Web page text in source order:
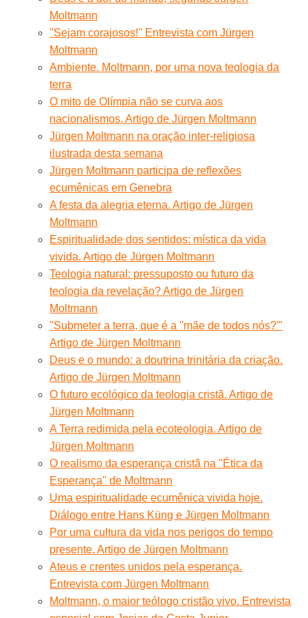
Moltmann
''Sejam corajosos!'' Entrevista com Jürgen
Moltmann
Ambiente. Moltmann, por uma nova teologia da
terra
O mito de Olímpia não se curva aos
nacionalismos. Artigo de Jürgen Moltmann
Jürgen Moltmann na oração inter-religiosa
ilustrada desta semana
Jürgen Moltmann participa de reflexões
ecumênicas em Genebra
A festa da alegria eterna. Artigo de Jürgen
Moltmann
Espiritualidade dos sentidos: mística da vida
vivida. Artigo de Jürgen Moltmann
Teologia natural: pressuposto ou futuro da
teologia da revelação? Artigo de Jürgen
Moltmann
''Submeter a terra, que é a ''mãe de todos nós?'"
Artigo de Jürgen Moltmann
Deus e o mundo: a doutrina trinitária da criação.
Artigo de Jürgen Moltmann
O futuro ecológico da teologia cristã. Artigo de
Jürgen Moltmann
A Terra redimida pela ecoteologia. Artigo de
Jürgen Moltmann
O realismo da esperança cristã na ''Ética da
Esperança'' de Moltmann
Uma espiritualidade ecumênica vivida hoje.
Diálogo entre Hans Küng e Jürgen Moltmann
Por uma cultura da vida nos perigos do tempo
presente. Artigo de Jürgen Moltmann
Ateus e crentes unidos pela esperança.
Entrevista com Jürgen Moltmann
Moltmann, o maior teólogo cristão vivo. Entrevista